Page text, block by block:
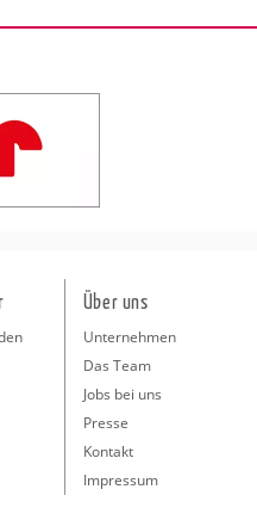
Über uns
Unternehmen
Das Team
Jobs bei uns
Presse
Kontakt
Impressum